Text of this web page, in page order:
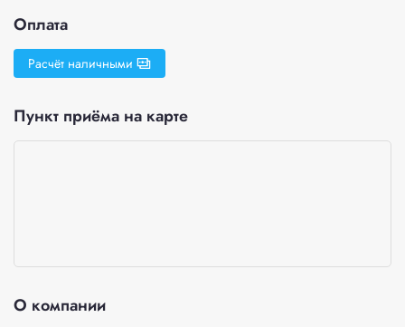
Оплата
Расчёт наличными
Пункт приёма на карте
О компании